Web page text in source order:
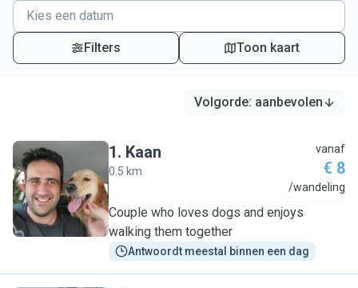
Filters Toon kaart
Volgorde: aanbevolen
K
1. Kaan
0.5 km
vanaf
€ 8
/wandeling
Couple who loves dogs and enjoys
walking them together
Antwoordt meestal binnen een dag